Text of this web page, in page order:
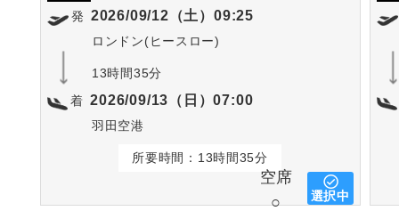
発 2026/09/12（土）09:25
ロンドン(ヒースロー)
13時間35分
着 2026/09/13（日）07:00
羽田空港
所要時間：13時間35分
空席
○
選択中